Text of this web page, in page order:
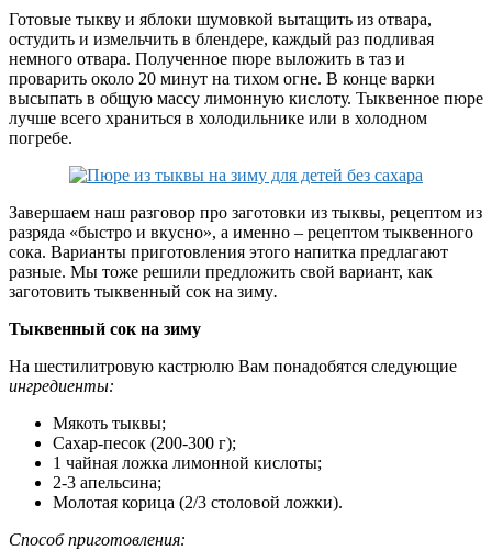
Готовые тыкву и яблоки шумовкой вытащить из отвара,
остудить и измельчить в блендере, каждый раз подливая
немного отвара. Полученное пюре выложить в таз и
проварить около 20 минут на тихом огне. В конце варки
высыпать в общую массу лимонную кислоту. Тыквенное пюре
лучше всего храниться в холодильнике или в холодном
погребе.
Завершаем наш разговор про заготовки из тыквы, рецептом из
разряда «быстро и вкусно», а именно – рецептом тыквенного
сока. Варианты приготовления этого напитка предлагают
разные. Мы тоже решили предложить свой вариант, как
заготовить тыквенный сок на зиму.
Тыквенный сок на зиму
На шестилитровую кастрюлю Вам понадобятся следующие
ингредиенты:
Мякоть тыквы;
Сахар-песок (200-300 г);
1 чайная ложка лимонной кислоты;
2-3 апельсина;
Молотая корица (2/3 столовой ложки).
Способ приготовления: